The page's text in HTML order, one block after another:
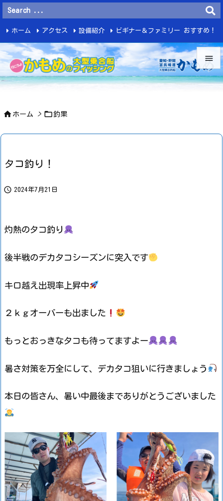


ホーム アクセス 設備紹介 ビギナー＆ファミリー おすすめ！
釣 果
 ホーム > 釣果
タコ釣り！
 2024年7月21日
灼熱のタコ釣り
後半戦のデカタコシーズンに突入です
キロ越え出現率上昇中
２ｋｇオーバーも出ました
もっとおっきなタコも待ってますよー
暑さ対策を万全にして、デカタコ狙いに行きましょう
本日の皆さん、暑い中最後までありがとうございました